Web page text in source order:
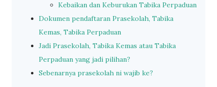
Kebaikan dan Keburukan Tabika Perpaduan
Dokumen pendaftaran Prasekolah, Tabika
Kemas, Tabika Perpaduan
Jadi Prasekolah, Tabika Kemas atau Tabika
Perpaduan yang jadi pilihan?
Sebenarnya prasekolah ni wajib ke?